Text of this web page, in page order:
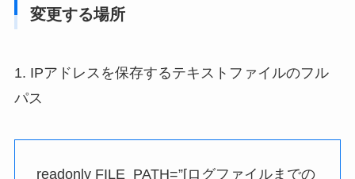
変更する場所
1. IPアドレスを保存するテキストファイルのフル
パス
readonly FILE_PATH=”[ログファイルまでの